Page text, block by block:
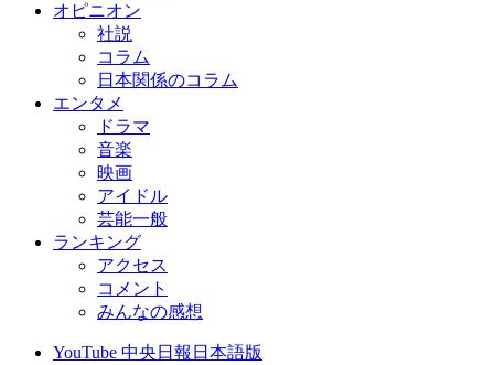
オピニオン
社説
コラム
日本関係のコラム
エンタメ
ドラマ
音楽
映画
アイドル
芸能一般
ランキング
アクセス
コメント
みんなの感想
YouTube 中央日報日本語版